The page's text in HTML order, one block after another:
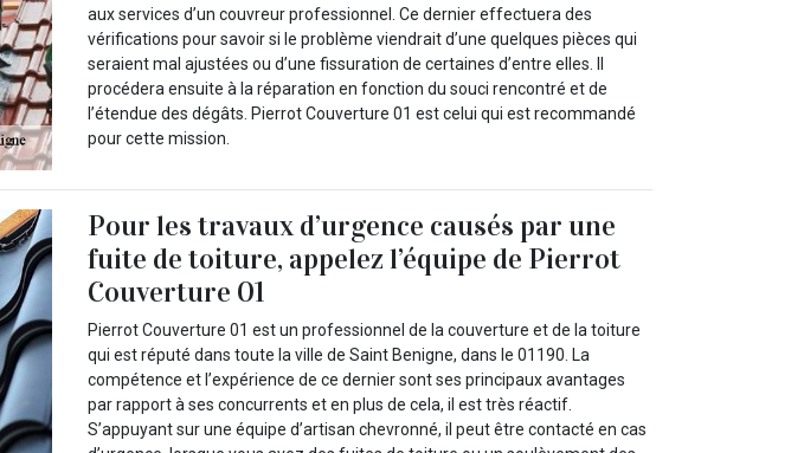
aux services d’un couvreur professionnel. Ce dernier effectuera des
vérifications pour savoir si le problème viendrait d’une quelques pièces qui
seraient mal ajustées ou d’une fissuration de certaines d’entre elles. Il
procédera ensuite à la réparation en fonction du souci rencontré et de
l’étendue des dégâts. Pierrot Couverture 01 est celui qui est recommandé
pour cette mission.
Pour les travaux d’urgence causés par une
fuite de toiture, appelez l’équipe de Pierrot
Couverture 01
Pierrot Couverture 01 est un professionnel de la couverture et de la toiture
qui est réputé dans toute la ville de Saint Benigne, dans le 01190. La
compétence et l’expérience de ce dernier sont ses principaux avantages
par rapport à ses concurrents et en plus de cela, il est très réactif.
S’appuyant sur une équipe d’artisan chevronné, il peut être contacté en cas